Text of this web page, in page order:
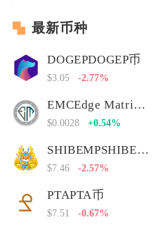
最新币种
DOGEPDOGEP币
$3.05 -2.77%
EMCEdge Matrix Chain
$0.0028 +0.54%
SHIBEMPSHIBEMP币
$7.46 -2.57%
PTAPTA币
$7.51 -0.67%